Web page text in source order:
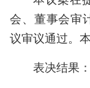
会、董事会审
议审议通过。
表决结果